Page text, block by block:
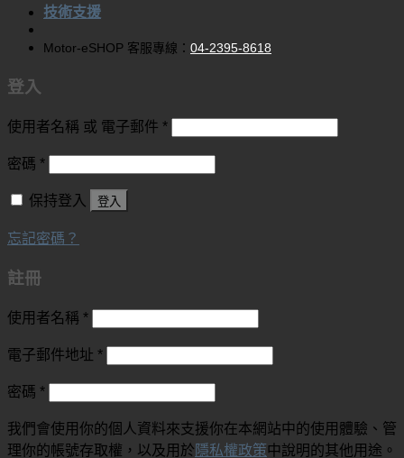
技術支援
Motor-eSHOP 客服專線： 04-2395-8618
登入
使用者名稱 或 電子郵件 *
密碼 *
保持登入 登入
忘記密碼？
註冊
使用者名稱 *
電子郵件地址 *
密碼 *
我們會使用你的個人資料來支援你在本網站中的使用體驗、管
理你的帳號存取權，以及用於 隱私權政策中說明的其他用途。